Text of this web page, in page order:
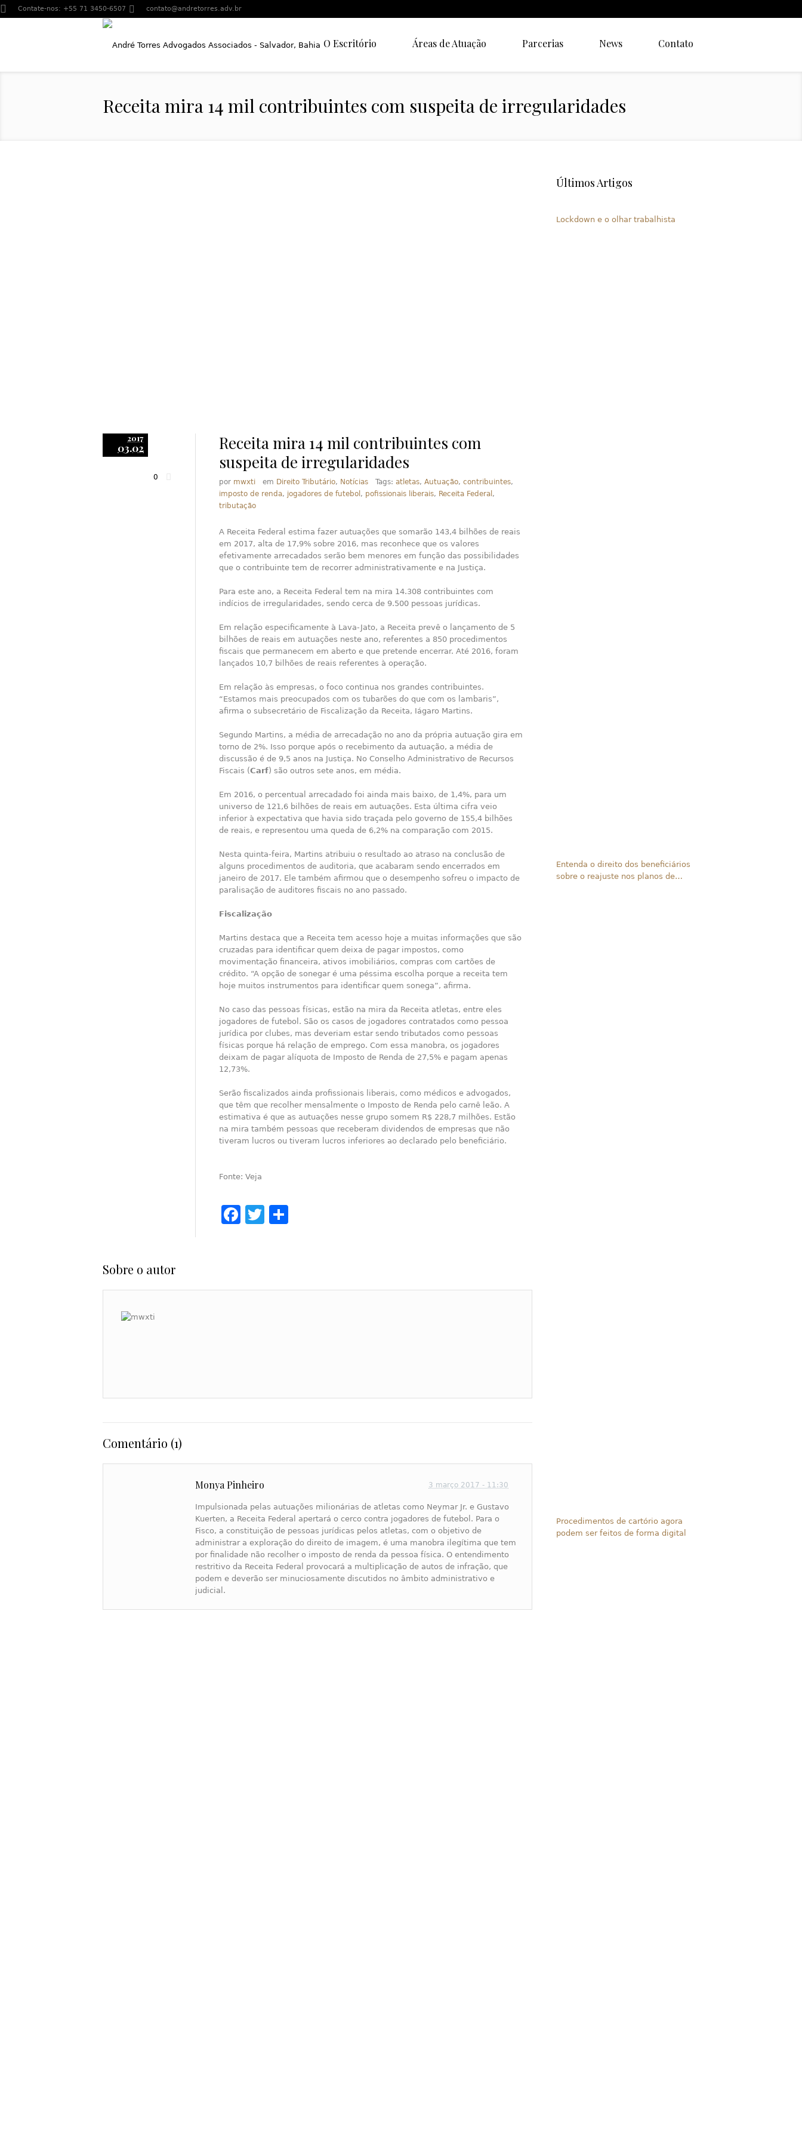
Contate-nos: +55 71 3450-6507 contato@andretorres.adv.br
O Escritório Áreas de Atuação Parcerias News Contato
Receita mira 14 mil contribuintes com suspeita de irregularidades
2017
03.02
0
Receita mira 14 mil contribuintes com
suspeita de irregularidades
por mwxti em Direito Tributário, Notícias Tags: atletas, Autuação, contribuintes,
imposto de renda, jogadores de futebol , pofissionais liberais, Receita Federal ,
tributação
A Receita Federal estima fazer autuações que somarão 143,4 bilhões de reais
em 2017, alta de 17,9% sobre 2016, mas reconhece que os valores
efetivamente arrecadados serão bem menores em função das possibilidades
que o contribuinte tem de recorrer administrativamente e na Justiça.
Para este ano, a Receita Federal tem na mira 14.308 contribuintes com
indícios de irregularidades, sendo cerca de 9.500 pessoas jurídicas.
Em relação especificamente à Lava-Jato, a Receita prevê o lançamento de 5
bilhões de reais em autuações neste ano, referentes a 850 procedimentos
fiscais que permanecem em aberto e que pretende encerrar. Até 2016, foram
lançados 10,7 bilhões de reais referentes à operação.
Em relação às empresas, o foco continua nos grandes contribuintes.
“Estamos mais preocupados com os tubarões do que com os lambaris”,
afirma o subsecretário de Fiscalização da Receita, Iágaro Martins.
Segundo Martins, a média de arrecadação no ano da própria autuação gira em
torno de 2%. Isso porque após o recebimento da autuação, a média de
discussão é de 9,5 anos na Justiça. No Conselho Administrativo de Recursos
Fiscais (Carf) são outros sete anos, em média.
Em 2016, o percentual arrecadado foi ainda mais baixo, de 1,4%, para um
universo de 121,6 bilhões de reais em autuações. Esta última cifra veio
inferior à expectativa que havia sido traçada pelo governo de 155,4 bilhões
de reais, e representou uma queda de 6,2% na comparação com 2015.
Nesta quinta-feira, Martins atribuiu o resultado ao atraso na conclusão de
alguns procedimentos de auditoria, que acabaram sendo encerrados em
janeiro de 2017. Ele também afirmou que o desempenho sofreu o impacto de
paralisação de auditores fiscais no ano passado.
Fiscalização
Martins destaca que a Receita tem acesso hoje a muitas informações que são
cruzadas para identificar quem deixa de pagar impostos, como
movimentação financeira, ativos imobiliários, compras com cartões de
crédito. “A opção de sonegar é uma péssima escolha porque a receita tem
hoje muitos instrumentos para identificar quem sonega”, afirma.
No caso das pessoas físicas, estão na mira da Receita atletas, entre eles
jogadores de futebol. São os casos de jogadores contratados como pessoa
jurídica por clubes, mas deveriam estar sendo tributados como pessoas
físicas porque há relação de emprego. Com essa manobra, os jogadores
deixam de pagar alíquota de Imposto de Renda de 27,5% e pagam apenas
12,73%.
Serão fiscalizados ainda profissionais liberais, como médicos e advogados,
que têm que recolher mensalmente o Imposto de Renda pelo carnê leão. A
estimativa é que as autuações nesse grupo somem R$ 228,7 milhões. Estão
na mira também pessoas que receberam dividendos de empresas que não
tiveram lucros ou tiveram lucros inferiores ao declarado pelo beneficiário.
Fonte: Veja
Facebook
Twitter
Sobre o autor
Comentário (1)
Monya Pinheiro 3 março 2017 - 11:30
Impulsionada pelas autuações milionárias de atletas como Neymar Jr. e Gustavo
Kuerten, a Receita Federal apertará o cerco contra jogadores de futebol. Para o
Fisco, a constituição de pessoas jurídicas pelos atletas, com o objetivo de
administrar a exploração do direito de imagem, é uma manobra ilegítima que tem
por finalidade não recolher o imposto de renda da pessoa física. O entendimento
restritivo da Receita Federal provocará a multiplicação de autos de infração, que
podem e deverão ser minuciosamente discutidos no âmbito administrativo e
judicial.
Últimos Artigos
Lockdown e o olhar trabalhista
Entenda o direito dos beneficiários
sobre o reajuste nos planos de
Procedimentos de cartório agora
podem ser feitos de forma digital